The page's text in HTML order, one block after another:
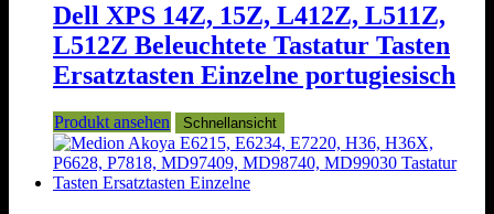
Dell XPS 14Z, 15Z, L412Z, L511Z,
L512Z Beleuchtete Tastatur Tasten
Ersatztasten Einzelne portugiesisch
Produkt ansehen Schnellansicht